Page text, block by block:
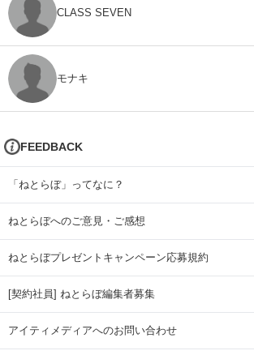
CLASS SEVEN
モナキ
FEEDBACK
「ねとらぼ」ってなに？
ねとらぼへのご意見・ご感想
ねとらぼプレゼントキャンペーン応募規約
[契約社員] ねとらぼ編集者募集
アイティメディアへのお問い合わせ